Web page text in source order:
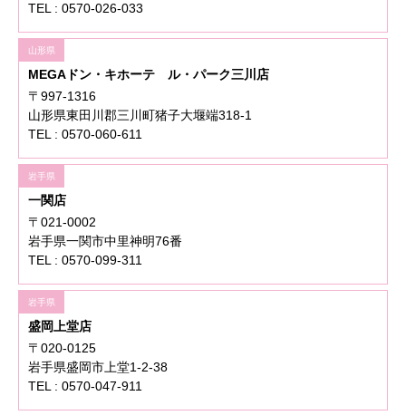
TEL : 0570-026-033
山形県
MEGAドン・キホーテ ル・パーク三川店
〒997-1316
山形県東田川郡三川町猪子大堰端318-1
TEL : 0570-060-611
岩手県
一関店
〒021-0002
岩手県一関市中里神明76番
TEL : 0570-099-311
岩手県
盛岡上堂店
〒020-0125
岩手県盛岡市上堂1-2-38
TEL : 0570-047-911